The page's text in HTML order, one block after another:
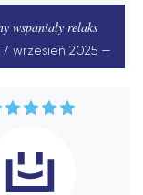
wspaniały relaks
wrzesień 2025